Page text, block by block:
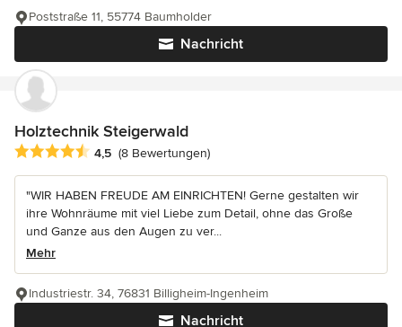
Nachricht
Poststraße 11, 55774 Baumholder
Holztechnik Steigerwald
Durchschnittliche Bewertung: 4.5 von 5 Sternen
4,5 (8 Bewertungen)
"WIR HABEN FREUDE AM EINRICHTEN! Gerne gestalten wir
ihre Wohnräume mit viel Liebe zum Detail, ohne das Große
und Ganze aus den Augen zu ver...
Mehr
Nachricht
Industriestr. 34, 76831 Billigheim-Ingenheim